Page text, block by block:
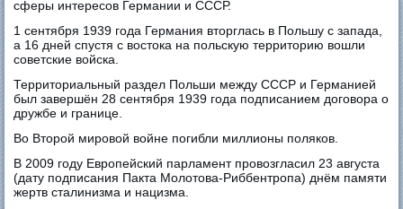
сферы интересов Германии и СССР.
1 сентября 1939 года Германия вторглась в Польшу с запада,
а 16 дней спустя с востока на польскую территорию вошли
советские войска.
Территориальный раздел Польши между СССР и Германией
был завершён 28 сентября 1939 года подписанием договора о
дружбе и границе.
Во Второй мировой войне погибли миллионы поляков.
В 2009 году Европейский парламент провозгласил 23 августа
(дату подписания Пакта Молотова-Риббентропа) днём памяти
жертв сталинизма и нацизма.